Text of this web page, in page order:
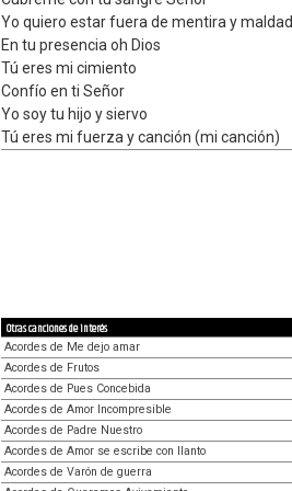
Yo quiero estar fuera de mentira y maldad
En tu presencia oh Dios
Tú eres mi cimiento
Confío en ti Señor
Yo soy tu hijo y siervo
Tú eres mi fuerza y canción (mi canción)
Otras canciones de interés
Acordes de Me dejo amar
Acordes de Frutos
Acordes de Pues Concebida
Acordes de Amor Incompresible
Acordes de Padre Nuestro
Acordes de Amor se escribe con llanto
Acordes de Varón de guerra